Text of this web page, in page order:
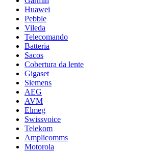
Huawei
Pebble
Vileda
Telecomando
Batteria
Sacos
Cobertura da lente
Gigaset
Siemens
AEG
AVM
Elmeg
Swissvoice
Telekom
Amplicomms
Motorola